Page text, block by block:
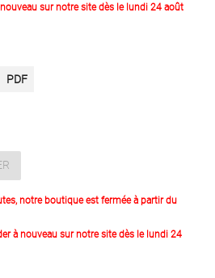
sur notre site dès le lundi 24 août
PDF
notre boutique est fermée à partir du
à nouveau sur notre site dès le lundi 24